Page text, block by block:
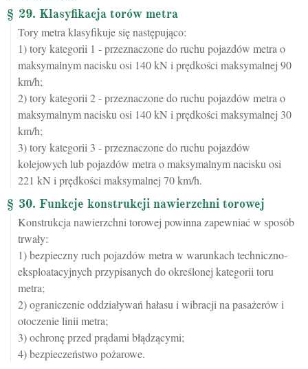
§ 29. Klasyfikacja torów metra
Tory metra klasyfikuje się następująco:
1) tory kategorii 1 - przeznaczone do ruchu pojazdów metra o
maksymalnym nacisku osi 140 kN i prędkości maksymalnej 90
km/h;
2) tory kategorii 2 - przeznaczone do ruchu pojazdów metra o
maksymalnym nacisku osi 140 kN i prędkości maksymalnej 30
km/h;
3) tory kategorii 3 - przeznaczone do ruchu pojazdów
kolejowych lub pojazdów metra o maksymalnym nacisku osi
221 kN i prędkości maksymalnej 70 km/h.
§ 30. Funkcje konstrukcji nawierzchni torowej
Konstrukcja nawierzchni torowej powinna zapewniać w sposób
trwały:
1) bezpieczny ruch pojazdów metra w warunkach techniczno-
eksploatacyjnych przypisanych do określonej kategorii toru
metra;
2) ograniczenie oddziaływań hałasu i wibracji na pasażerów i
otoczenie linii metra;
3) ochronę przed prądami błądzącymi;
4) bezpieczeństwo pożarowe.